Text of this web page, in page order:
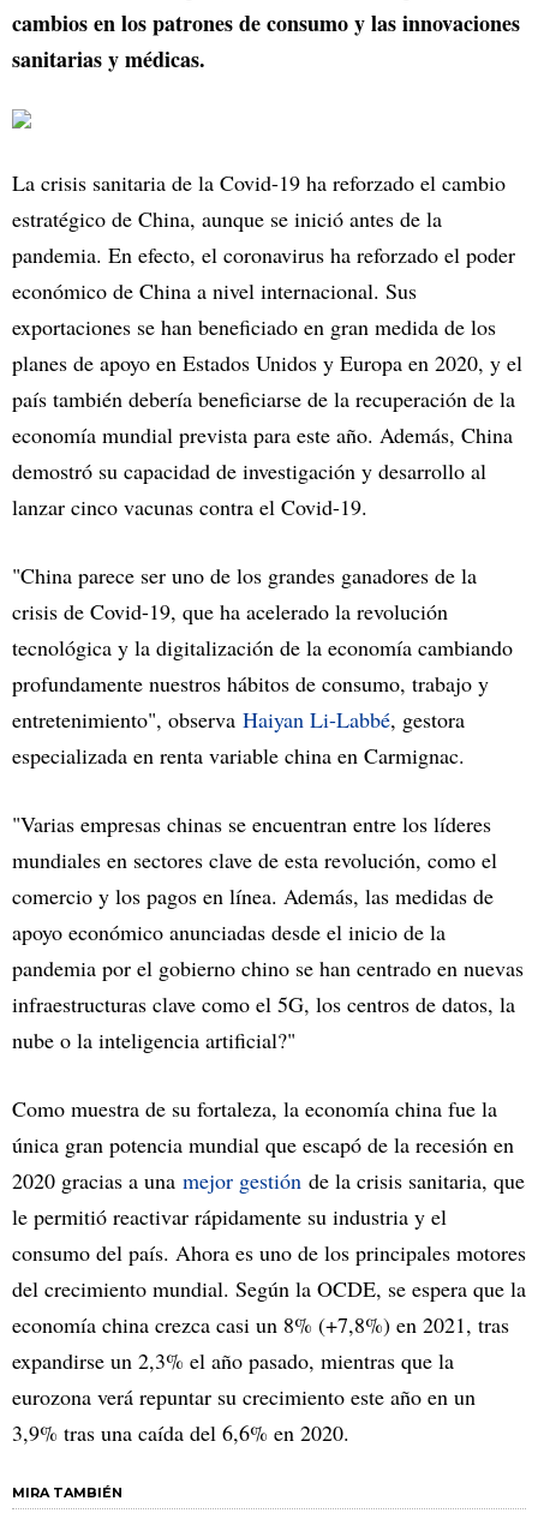
cambios en los patrones de consumo y las innovaciones
sanitarias y médicas.
La crisis sanitaria de la Covid-19 ha reforzado el cambio
estratégico de China, aunque se inició antes de la
pandemia. En efecto, el coronavirus ha reforzado el poder
económico de China a nivel internacional. Sus
exportaciones se han beneficiado en gran medida de los
planes de apoyo en Estados Unidos y Europa en 2020, y el
país también debería beneficiarse de la recuperación de la
economía mundial prevista para este año. Además, China
demostró su capacidad de investigación y desarrollo al
lanzar cinco vacunas contra el Covid-19.
"China parece ser uno de los grandes ganadores de la
crisis de Covid-19, que ha acelerado la revolución
tecnológica y la digitalización de la economía cambiando
profundamente nuestros hábitos de consumo, trabajo y
entretenimiento", observa Haiyan Li-Labbé, gestora
especializada en renta variable china en Carmignac.
"Varias empresas chinas se encuentran entre los líderes
mundiales en sectores clave de esta revolución, como el
comercio y los pagos en línea. Además, las medidas de
apoyo económico anunciadas desde el inicio de la
pandemia por el gobierno chino se han centrado en nuevas
infraestructuras clave como el 5G, los centros de datos, la
nube o la inteligencia artificial?"
Como muestra de su fortaleza, la economía china fue la
única gran potencia mundial que escapó de la recesión en
2020 gracias a una mejor gestión de la crisis sanitaria, que
le permitió reactivar rápidamente su industria y el
consumo del país. Ahora es uno de los principales motores
del crecimiento mundial. Según la OCDE, se espera que la
economía china crezca casi un 8% (+7,8%) en 2021, tras
expandirse un 2,3% el año pasado, mientras que la
eurozona verá repuntar su crecimiento este año en un
3,9% tras una caída del 6,6% en 2020.
MIRA TAMBIÉN